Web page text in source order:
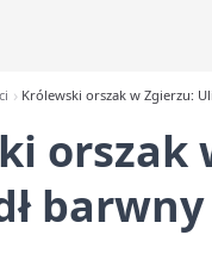
Królewski orszak w Zgierzu:
orszak